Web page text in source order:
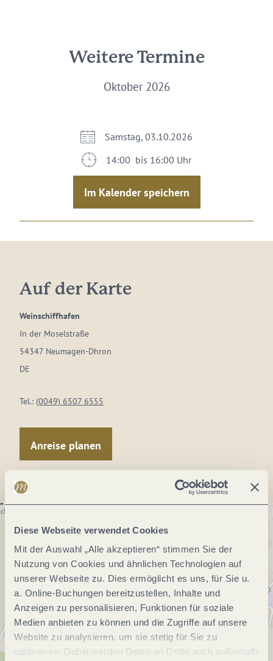
Diese Webseite verwendet Cookies
Mit der Auswahl „Alle akzeptieren“ stimmen Sie der
Nutzung von Cookies und ähnlichen Technologien auf
unserer Webseite zu. Dies ermöglicht es uns, für Sie u.
a. Online-Buchungen bereitzustellen, Inhalte und
Anzeigen zu personalisieren, Funktionen für soziale
Medien anbieten zu können und die Zugriffe auf unsere
Website zu analysieren, um sie stetig für Sie zu
optimieren. Dabei werden Daten an Dritte auch außerhalb
Weitere Termine
Oktober 2026
Samstag, 03.10.2026
14:00 bis 16:00 Uhr
Im Kalender speichern
Auf der Karte
Weinschiffhafen
In der Moselstraße
54347 Neumagen-Dhron
DE
Tel.: (0049) 6507 6555
Anreise planen